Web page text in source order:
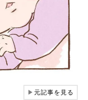
▶元記事を見る